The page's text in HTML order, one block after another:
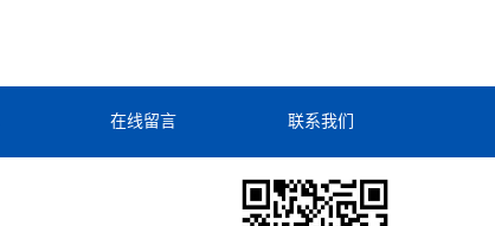
在线留言 联系我们